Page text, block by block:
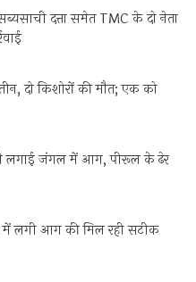
दत्ता समेत TMC के दो नेता
दो किशोरों की मौत; एक को
ने लगाई जंगल में आग, पीरूल के ढेर
में लगी आग की मिल रही सटीक